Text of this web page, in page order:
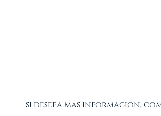
si deseea mas informacion,